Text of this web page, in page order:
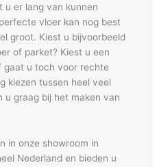
u er lang van kunnen
vloer kan nog best
groot. Kiest u bijvoorbeeld
of parket? Kiest u een
gaat u toch voor rechte
kiezen tussen heel veel
u graag bij het maken van
in onze showroom in
Nederland en bieden u